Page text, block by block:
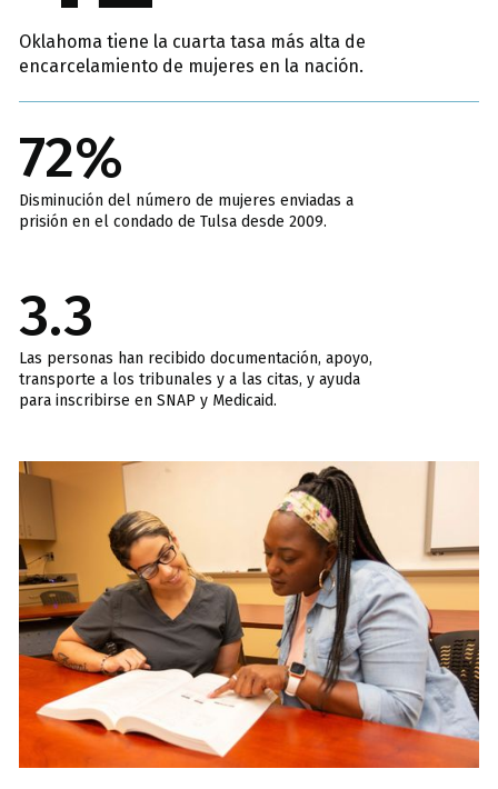
Oklahoma tiene la cuarta tasa más alta de
encarcelamiento de mujeres en la nación.
72%
Disminución del número de mujeres enviadas a
prisión en el condado de Tulsa desde 2009.
3.3
Las personas han recibido documentación, apoyo,
transporte a los tribunales y a las citas, y ayuda
para inscribirse en SNAP y Medicaid.